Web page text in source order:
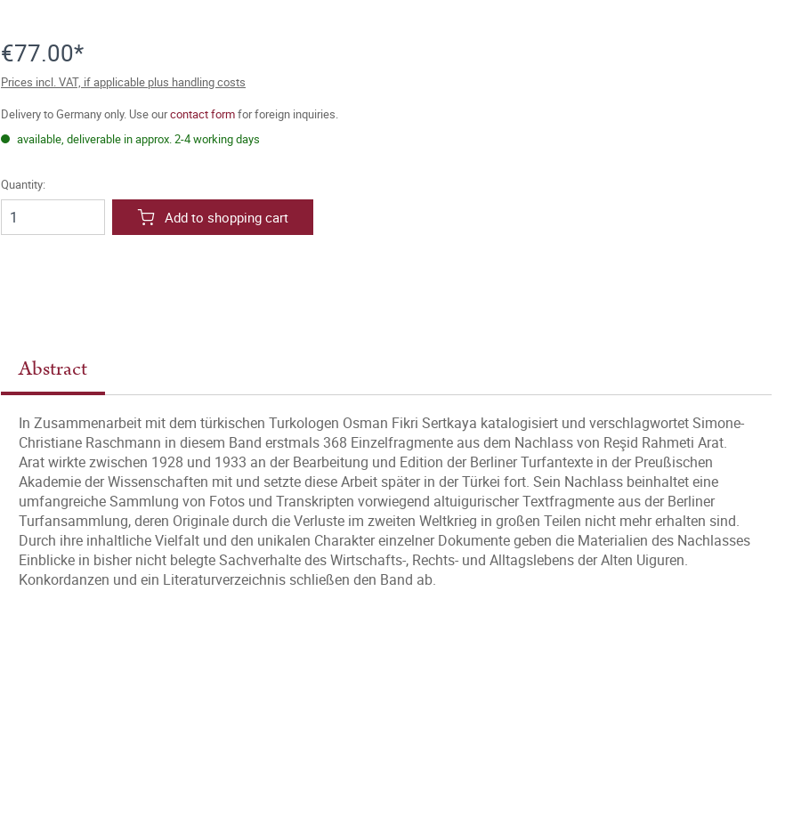
€77.00*
Prices incl. VAT, if applicable plus handling costs
Delivery to Germany only. Use ourcontact formfor foreign inquiries.
available, deliverable in approx. 2-4 working days
Quantity:
Add to shopping cart
Abstract
In Zusammenarbeit mit dem türkischen Turkologen Osman Fikri Sertkaya katalogisiert und verschlagwortet Simone-
Christiane Raschmann in diesem Band erstmals 368 Einzelfragmente aus dem Nachlass von Reşid Rahmeti Arat.
Arat wirkte zwischen 1928 und 1933 an der Bearbeitung und Edition der Berliner Turfantexte in der Preußischen
Akademie der Wissenschaften mit und setzte diese Arbeit später in der Türkei fort. Sein Nachlass beinhaltet eine
umfangreiche Sammlung von Fotos und Transkripten vorwiegend altuigurischer Textfragmente aus der Berliner
Turfansammlung, deren Originale durch die Verluste im zweiten Weltkrieg in großen Teilen nicht mehr erhalten sind.
Durch ihre inhaltliche Vielfalt und den unikalen Charakter einzelner Dokumente geben die Materialien des Nachlasses
Einblicke in bisher nicht belegte Sachverhalte des Wirtschafts-, Rechts- und Alltagslebens der Alten Uiguren.
Konkordanzen und ein Literaturverzeichnis schließen den Band ab.